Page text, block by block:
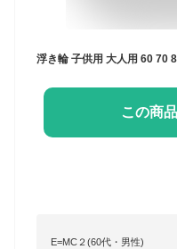
この商
E=MC２(60代・男性)